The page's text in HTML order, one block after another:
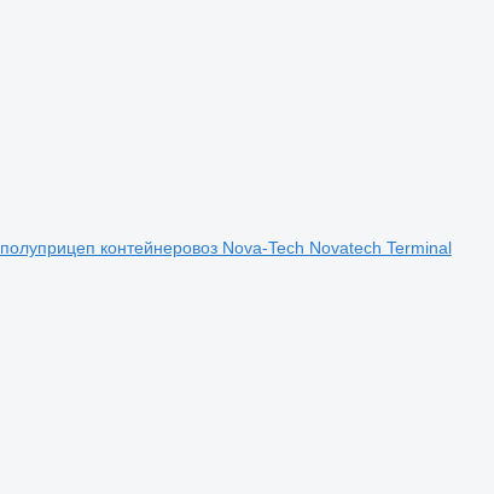
полуприцеп контейнеровоз Nova-Tech Novatech Terminal